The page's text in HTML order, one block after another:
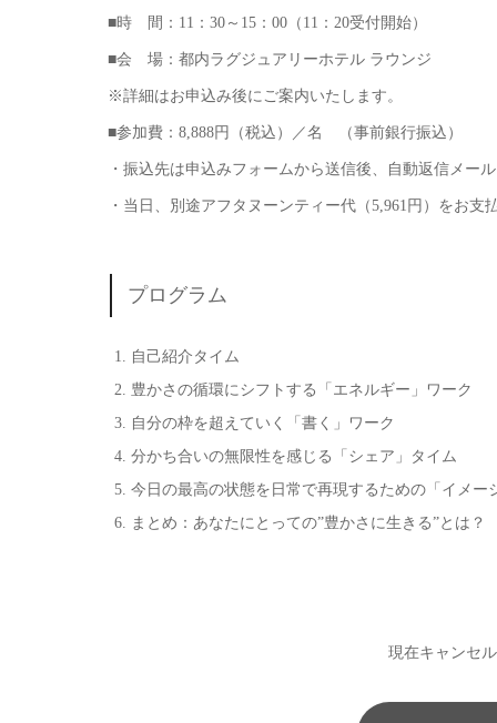
■時 間：11：30～15：00（11：20受付開始）
■会 場：都内ラグジュアリーホテル ラウンジ
※詳細はお申込み後にご案内いたします。
■参加費：8,888円（税込）／名 （事前銀行振込）
・振込先は申込みフォームから送信後、自動返信メー
・当日、別途アフタヌーンティー代（5,961円）をお支
プログラム
自己紹介タイム
豊かさの循環にシフトする「エネルギー」ワーク
自分の枠を超えていく「書く」ワーク
分かち合いの無限性を感じる「シェア」タイム
今日の最高の状態を日常で再現するための「イメー
まとめ：あなたにとっての”豊かさに生きる”とは？
現在キャンセ